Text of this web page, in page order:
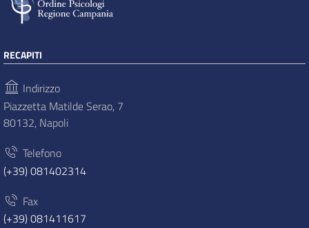
RECAPITI
Indirizzo
Piazzetta Matilde Serao, 7
80132, Napoli
Telefono
(+39) 081402314
Fax
(+39) 081411617